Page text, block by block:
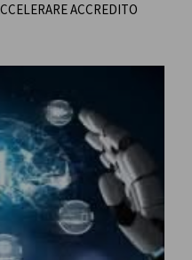
ACCREDITO